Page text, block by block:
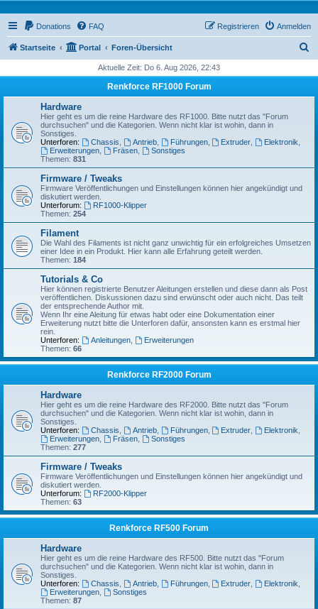
Donations FAQ Anmelden
Registrieren
Startseite Portal Foren-Übersicht
h
Aktuelle Zeit: Do 6. Aug 2026, 22:43
Renkforce RF1000 Forum
Hardware
Hier geht es um die reine Hardware des RF1000. Bitte nutzt das "Forum
durchsuchen" und die Kategorien. Wenn nicht klar ist wohin, dann in
Sonstiges.
Unterforen:
Chassis Antrieb, Führungen, Extruder Elektronik
Erweiterungen, Fräsen,
Sonstiges
Themen: 831
Firmware / Tweaks
Firmware Veröffentlichungen und Einstellungen können hier angekündigt und
diskutiert werden.
Unterforum:
RF1000-Klipper
Themen: 254
Filament
Die Wahl des Filaments ist nicht ganz unwichtig für ein erfolgreiches Umsetzen
einer Idee in ein Produkt. Hier kann alle Erfahrung geteilt werden.
Themen: 184
Tutorials & Co
Hier können registrierte Benutzer Aleitungen erstellen und diese dann als Post
veröffentlichen. Diskussionen dazu sind erwünscht oder auch nicht. Das teilt
der entsprechende Author mit.
Wenn Ihr eine Aleitung für etwas habt oder eine Dokumentation einer
Erweiterung nutzt bitte die Unterforen dafür, ansonsten kann es erstmal hier
rein.
Unterforen:
Anleitungen,
Erweiterungen
Themen: 66
Renkforce RF2000 Forum
Hardware
Hier geht es um die reine Hardware des RF2000. Bitte nutzt das "Forum
durchsuchen" und die Kategorien. Wenn nicht klar ist wohin, dann in
Sonstiges.
Unterforen:
Chassis Antrieb, Führungen, Extruder Elektronik
Erweiterungen, Fräsen,
Sonstiges
Themen: 277
Firmware / Tweaks
Firmware Veröffentlichungen und Einstellungen können hier angekündigt und
diskutiert werden.
Unterforum:
RF2000-Klipper
Themen: 63
Renkforce RF500 Forum
Hardware
Hier geht es um die reine Hardware des RF500. Bitte nutzt das "Forum
durchsuchen" und die Kategorien. Wenn nicht klar ist wohin, dann in
Sonstiges.
Unterforen:
Chassis Antrieb, Führungen, Extruder Elektronik
Erweiterungen,
Sonstiges
Themen: 87